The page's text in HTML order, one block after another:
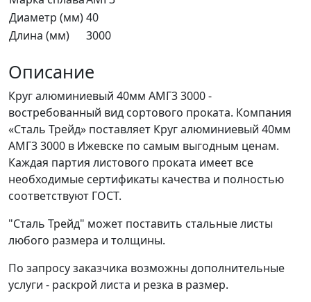
Диаметр (мм)40
Длина (мм)
3000
Описание
Круг алюминиевый 40мм АМГ3 3000 -
востребованный вид сортового проката. Компания
«Сталь Трейд» поставляет Круг алюминиевый 40мм
АМГ3 3000 в Ижевске по самым выгодным ценам.
Каждая партия листового проката имеет все
необходимые сертификаты качества и полностью
соответствуют ГОСТ.
"Сталь Трейд" может поставить стальные листы
любого размера и толщины.
По запросу заказчика возможны дополнительные
услуги - раскрой листа и резка в размер.